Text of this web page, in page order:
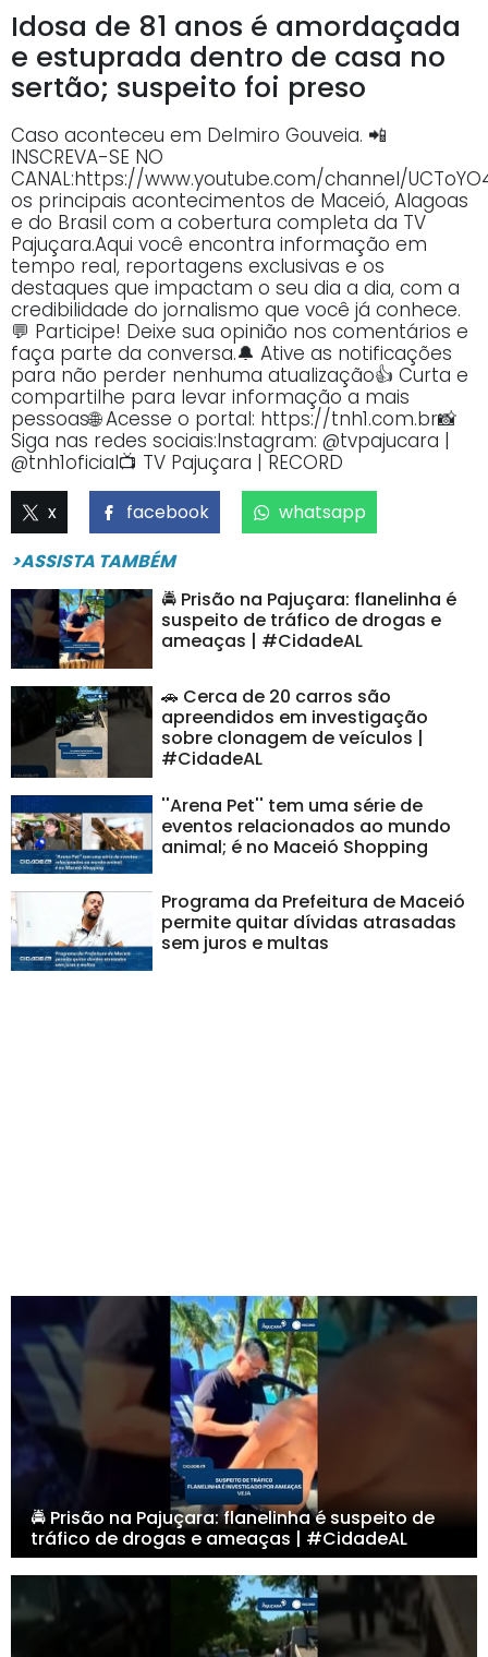
Idosa de 81 anos é amordaçada
e estuprada dentro de casa no
sertão; suspeito foi preso
Caso aconteceu em Delmiro Gouveia. 📲
INSCREVA-SE NO
CANAL:https://www.youtube.com/channel/
os principais acontecimentos de Maceió, Alagoas
e do Brasil com a cobertura completa da TV
Pajuçara.Aqui você encontra informação em
tempo real, reportagens exclusivas e os
destaques que impactam o seu dia a dia, com a
credibilidade do jornalismo que você já conhece.
💬 Participe! Deixe sua opinião nos comentários e
faça parte da conversa.🔔 Ative as notificações
para não perder nenhuma atualização👍 Curta e
compartilhe para levar informação a mais
pessoas🌐 Acesse o portal: https://tnh1.com.br📸
Siga nas redes sociais:Instagram: @tvpajucara |
@tnh1oficial📺 TV Pajuçara | RECORD
x facebook
whatsapp
>ASSISTA TAMBÉM
🚔 Prisão na Pajuçara: flanelinha é
suspeito de tráfico de drogas e
ameaças | #CidadeAL
🚗 Cerca de 20 carros são
apreendidos em investigação
sobre clonagem de veículos |
#CidadeAL
''Arena Pet'' tem uma série de
eventos relacionados ao mundo
animal; é no Maceió Shopping
Programa da Prefeitura de Maceió
permite quitar dívidas atrasadas
sem juros e multas
🚔 Prisão na Pajuçara: flanelinha é suspeito de
tráfico de drogas e ameaças | #CidadeAL